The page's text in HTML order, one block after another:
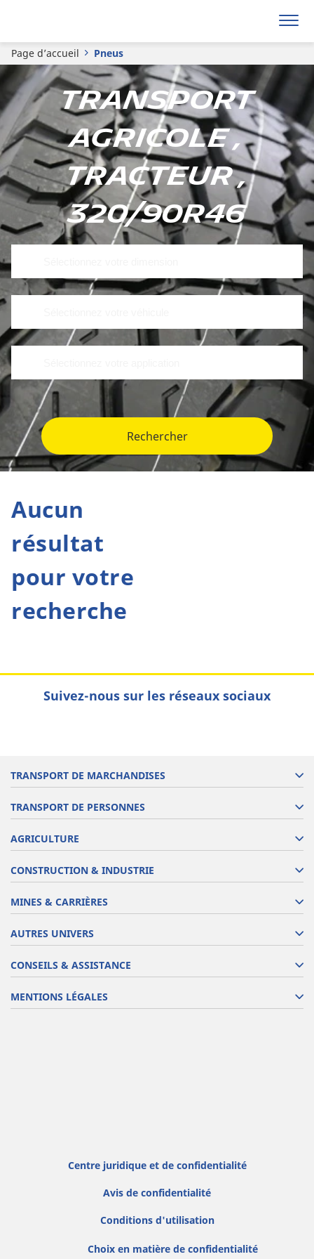
Page d’accueil Pneus
Transport
agricole ,
Tracteur ,
320/90R46
Rechercher
Aucun
résultat
pour votre
recherche
Suivez-nous sur les réseaux sociaux
TRANSPORT DE MARCHANDISES
TRANSPORT DE PERSONNES
AGRICULTURE
CONSTRUCTION & INDUSTRIE
MINES & CARRIÈRES
AUTRES UNIVERS
CONSEILS & ASSISTANCE
MENTIONS LÉGALES
Centre juridique et de confidentialité
Avis de confidentialité
Conditions d'utilisation
Choix en matière de confidentialité